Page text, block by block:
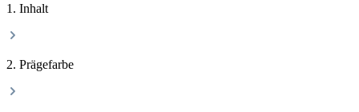
1. Inhalt
2. Prägefarbe